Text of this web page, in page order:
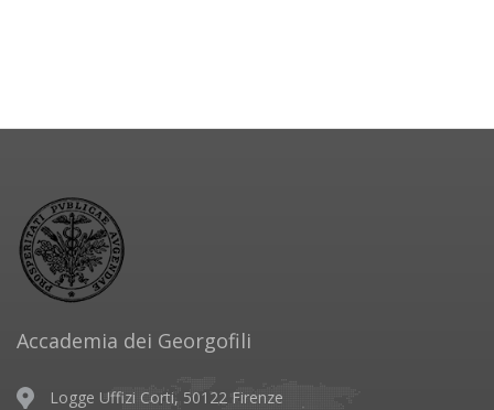
Accademia dei Georgofili
Logge Uffizi Corti, 50122 Firenze